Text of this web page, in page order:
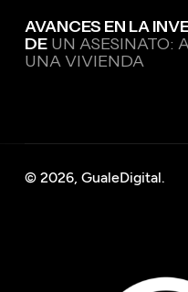
AVANCES EN LA
DE UN ASESINATO:
UNA VIVIENDA
© 2026, GualeDigital.